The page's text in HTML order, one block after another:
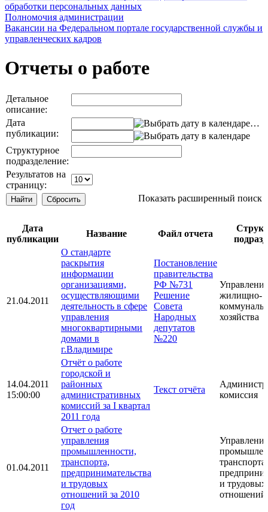
обработки персональных данных
Полномочия администрации
Вакансии на Федеральном портале государственной службы и
управленческих кадров
Отчеты о работе
Детальное
описание:
Дата
публикации:
…
Структурное
подразделение:
Результатов на
страницу:
Показать расширенный поиск
Дата
публикации
Название Файл отчета
21.04.2011
О стандарте
раскрытия
информации
организациями,
осуществляющими
деятельность в сфере
управления
многоквартирными
домами в
г.Владимире
Постановление
правительства
РФ №731
Решение
Совета
Народных
депутатов
№220
Управление
жилищно-
хозяйства
14.04.2011
15:00:00
Отчёт о работе
городской и
районных
административных
комиссий за I квартал
2011 года
Текст отчёта
комиссия
01.04.2011
Отчет о работе
управления
промышленности,
транспорта,
предпринимательства
и трудовых
отношений за 2010
год
Управление
транспорта,
и трудовых
отношений